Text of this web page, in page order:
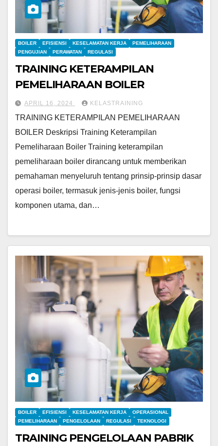
BOILER EFISIENSI KESELAMATAN KERJA
PEMELIHARAAN
PENGUJIAN
PERAWATAN REGULASI
TRAINING KETERAMPILAN
PEMELIHARAAN BOILER
APRIL 16, 2024 KELASTRAINING
TRAINING KETERAMPILAN PEMELIHARAAN
BOILER Deskripsi Training Keterampilan
Pemeliharaan Boiler Training keterampilan
pemeliharaan boiler dirancang untuk memberikan
pemahaman menyeluruh tentang prinsip-prinsip dasar
operasi boiler, termasuk jenis-jenis boiler, fungsi
komponen utama, dan…
BOILER EFISIENSI KESELAMATAN KERJA
OPERASIONAL
PEMELIHARAAN
PENGELOLAAN REGULASI TEKNOLOGI
TRAINING PENGELOLAAN PABRIK